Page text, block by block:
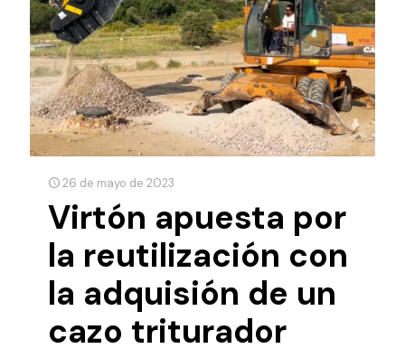
26 de mayo de 2023
Virtón apuesta por
la reutilización con
la adquisión de un
cazo triturador